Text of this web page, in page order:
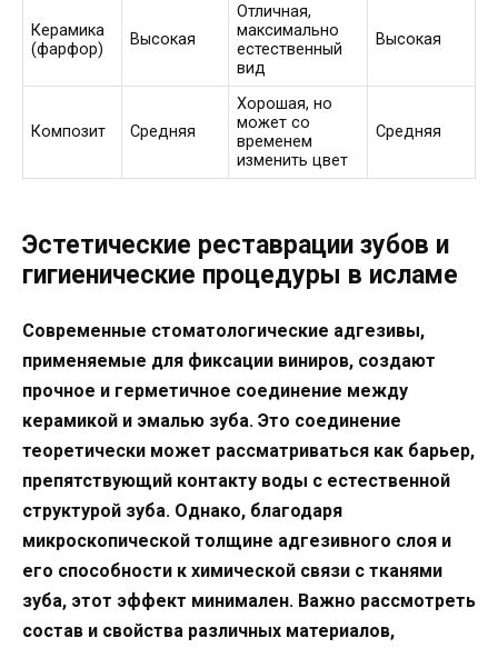
Керамика
(фарфор)
Высокая
Отличная,
максимально
естественный
вид
Высокая
Композит Средняя
Хорошая, но
может со
временем
изменить цвет
Средняя
Эстетические реставрации зубов и
гигиенические процедуры в исламе
Современные стоматологические адгезивы,
применяемые для фиксации виниров, создают
прочное и герметичное соединение между
керамикой и эмалью зуба. Это соединение
теоретически может рассматриваться как барьер,
препятствующий контакту воды с естественной
структурой зуба. Однако, благодаря
микроскопической толщине адгезивного слоя и
его способности к химической связи с тканями
зуба, этот эффект минимален. Важно рассмотреть
состав и свойства различных материалов,